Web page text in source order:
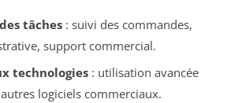
tâches: suivi des commandes,
support commercial.
technologies: utilisation avancée
autres logiciels commerciaux.